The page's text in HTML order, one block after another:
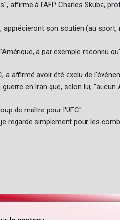
affirme à l'AFP Charles Skuba,
son soutien (au sport,
a par exemple reconnu
a affirmé avoir été exclu de
en Iran que, selon lui, "aucun
de maître pour l'UFC".
regarde simplement pour les